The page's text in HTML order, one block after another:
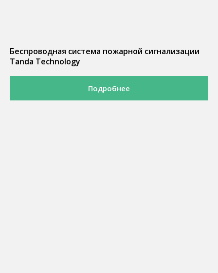
Беспроводная система пожарной сигнализации
Tanda Technology
Подробнее